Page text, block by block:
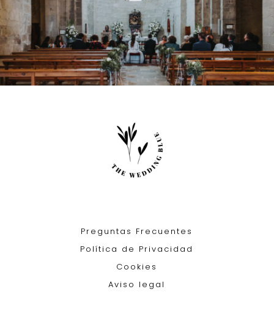
Preguntas Frecuentes
Política de Privacidad
Cookies
Aviso legal